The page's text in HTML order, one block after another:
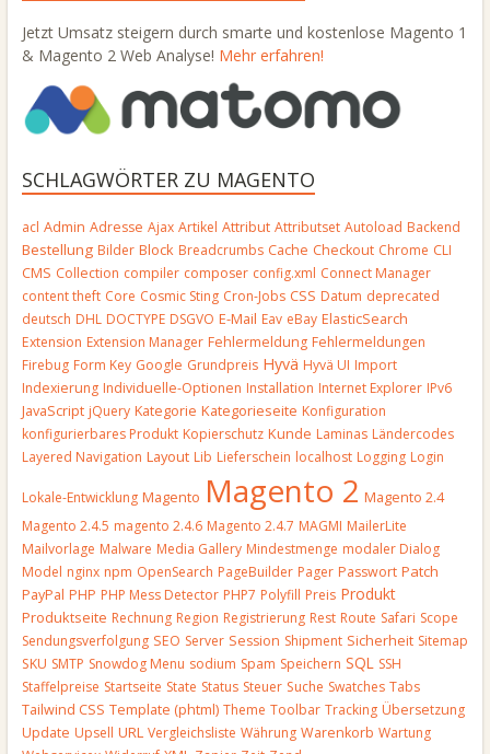
Jetzt Umsatz steigern durch smarte und kostenlose Magento 1
& Magento 2 Web Analyse! Mehr erfahren!
SCHLAGWÖRTER ZU MAGENTO
acl Admin Adresse Ajax Artikel Attribut Attributset Autoload Backend
Bestellung Bilder Block Breadcrumbs Cache Checkout Chrome CLI
CMS Collection compiler composer config.xml Connect Manager
content theft Core Cosmic Sting Cron-Jobs CSS Datum deprecated
deutsch DHL DOCTYPE DSGVO E-Mail Eav eBay ElasticSearch
Extension Extension Manager Fehlermeldung Fehlermeldungen
Firebug Form Key Google Grundpreis Hyvä Hyvä UI Import
Indexierung Individuelle-Optionen Installation Internet Explorer IPv6
JavaScript jQuery Kategorie Kategorieseite Konfiguration
konfigurierbares Produkt Kopierschutz Kunde Laminas Ländercodes
Layered Navigation Layout Lib Lieferschein localhost Logging Login
Lokale-Entwicklung Magento Magento 2 Magento 2.4
Magento 2.4.5 magento 2.4.6 Magento 2.4.7 MAGMI MailerLite
Mailvorlage Malware Media Gallery Mindestmenge modaler Dialog
Model nginx npm OpenSearch PageBuilder Pager Passwort Patch
PayPal PHP PHP Mess Detector PHP7 Polyfill Preis Produkt
Produktseite Rechnung Region Registrierung Rest Route Safari Scope
Sendungsverfolgung SEO Server Session Shipment Sicherheit Sitemap
SKU SMTP Snowdog Menu sodium Spam Speichern SQL SSH
Staffelpreise Startseite State Status Steuer Suche Swatches Tabs
Tailwind CSS Template (phtml) Theme Toolbar Tracking Übersetzung
Update Upsell URL Vergleichsliste Währung Warenkorb Wartung